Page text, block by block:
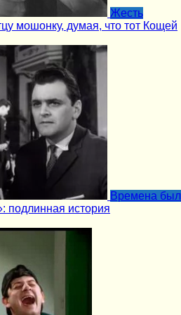
Жесть
мошонку, думая, что тот Кощей
Времена
подлинная история